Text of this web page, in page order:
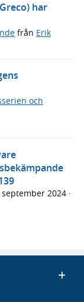
har
från Erik
och
september 2024 ·